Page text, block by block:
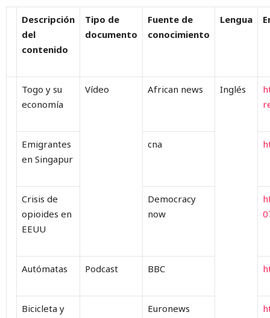
Descripción
del
contenido
Tipo de
documento
Fuente de
conocimiento
Lengua
Togo y su
economía
Vídeo African news Inglés
Emigrantes
en Singapur
cna
Crisis de
opioides en
EEUU
Democracy
now
Autómatas Podcast BBC
Bicicleta y
Euronews